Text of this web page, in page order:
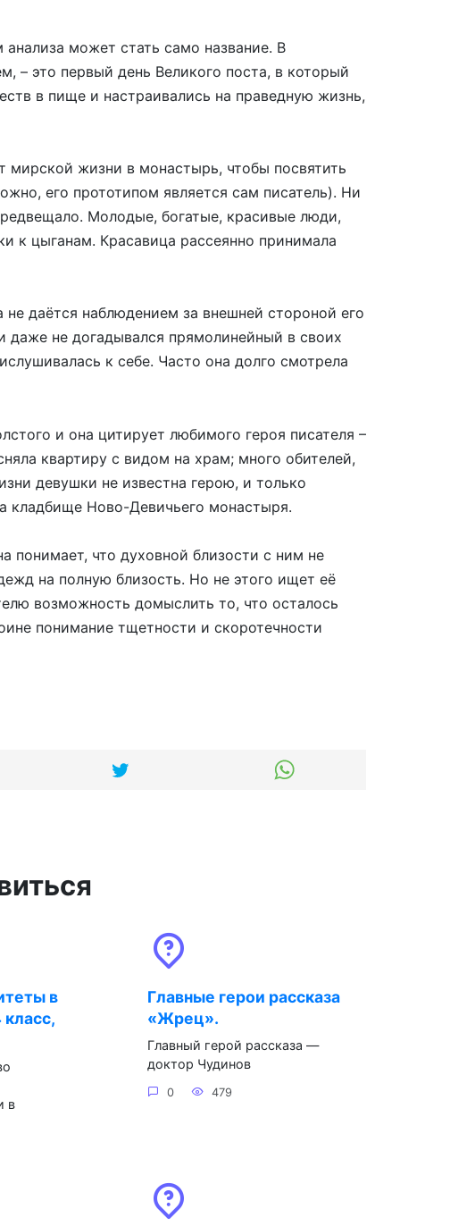
может стать само название. В
– это первый день Великого поста, в который
в пище и настраивались на праведную жизнь,
мирской жизни в монастырь, чтобы посвятить
его прототипом является сам писатель). Ни
Молодые, богатые, красивые люди,
к цыганам. Красавица рассеянно принимала
не даётся наблюдением за внешней стороной его
не догадывался прямолинейный в своих
к себе. Часто она долго смотрела
и она цитирует любимого героя писателя –
квартиру с видом на храм; много обителей,
девушки не известна герою, и только
кладбище Ново-Девичьего монастыря.
понимает, что духовной близости с ним не
на полную близость. Но не этого ищет её
возможность домыслить то, что осталось
понимание тщетности и скоротечности
в
в
Главные герои рассказа
«Жрец».
Главный герой рассказа —
доктор Чудинов
0 479